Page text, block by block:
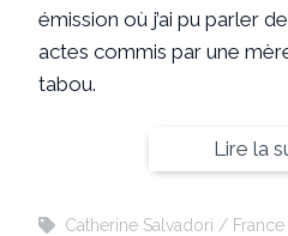
émission où j’ai pu parler
actes commis par une
tabou.
Lire la
Catherine Salvadori